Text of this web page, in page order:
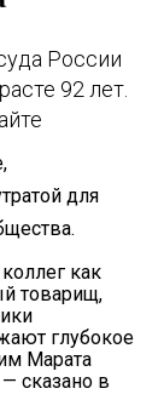
России
92 лет.
для
как
товарищ,
глубокое
Марата
сказано в